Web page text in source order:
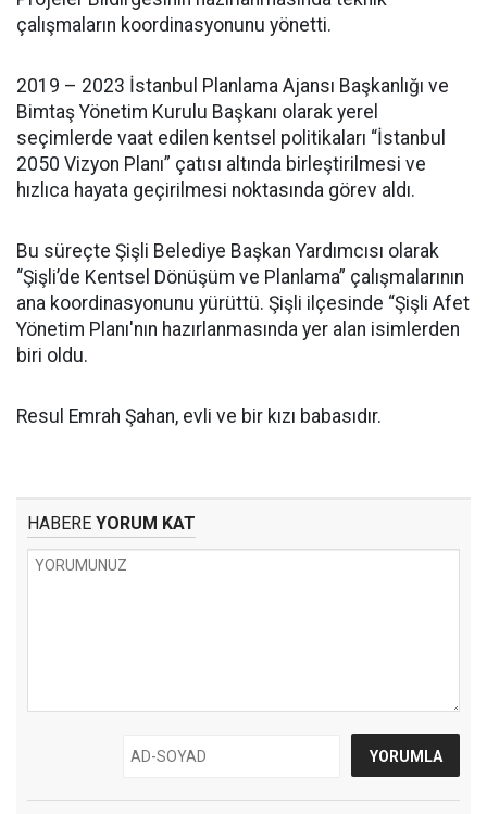
çalışmaların koordinasyonunu yönetti.
2019 – 2023 İstanbul Planlama Ajansı Başkanlığı ve
Bimtaş Yönetim Kurulu Başkanı olarak yerel
seçimlerde vaat edilen kentsel politikaları “İstanbul
2050 Vizyon Planı” çatısı altında birleştirilmesi ve
hızlıca hayata geçirilmesi noktasında görev aldı.
Bu süreçte Şişli Belediye Başkan Yardımcısı olarak
“Şişli’de Kentsel Dönüşüm ve Planlama” çalışmalarının
ana koordinasyonunu yürüttü. Şişli ilçesinde “Şişli Afet
Yönetim Planı'nın hazırlanmasında yer alan isimlerden
biri oldu.
Resul Emrah Şahan, evli ve bir kızı babasıdır.
HABERE YORUM KAT